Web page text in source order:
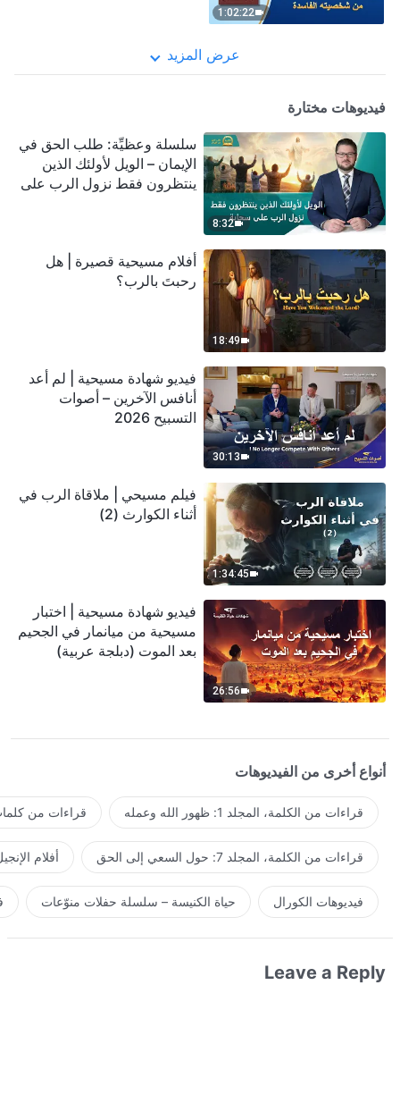
1:02:22
عرض المزيد
فيديوهات مختارة
8:32
سلسلة وعظيِّة: طلب الحق في
الإيمان – الويل لأولئك الذين
ينتظرون فقط نزول الرب على
18:49
أفلام مسيحية قصيرة | هل
رحبتَ بالرب؟
30:13
فيديو شهادة مسيحية | لم أعد
أنافس الآخرين – أصوات
التسبيح 2026
1:34:45
فيلم مسيحي | ملاقاة الرب في
أثناء الكوارث (2)
26:56
فيديو شهادة مسيحية | اختبار
مسيحية من ميانمار في الجحيم
بعد الموت (دبلجة عربية)
أنواع أخرى من الفيديوهات
قراءات من الكلمة، المجلد 1: ظهور الله وعمله قراءات من
قراءات من الكلمة، المجلد 7: حول السعي إلى الحق أفلام
فيديوهات الكورال حياة الكنيسة – سلسلة حفلات منوّعات
Leave a Reply